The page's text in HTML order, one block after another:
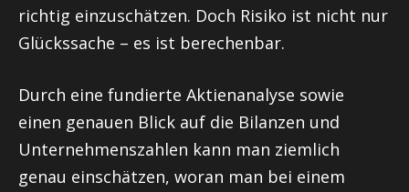
richtig einzuschätzen. Doch Risiko ist nicht nur
Glückssache – es ist berechenbar.
Durch eine fundierte Aktienanalyse sowie
einen genauen Blick auf die Bilanzen und
Unternehmenszahlen kann man ziemlich
genau einschätzen, woran man bei einem